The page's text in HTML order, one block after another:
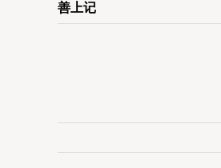
善上记